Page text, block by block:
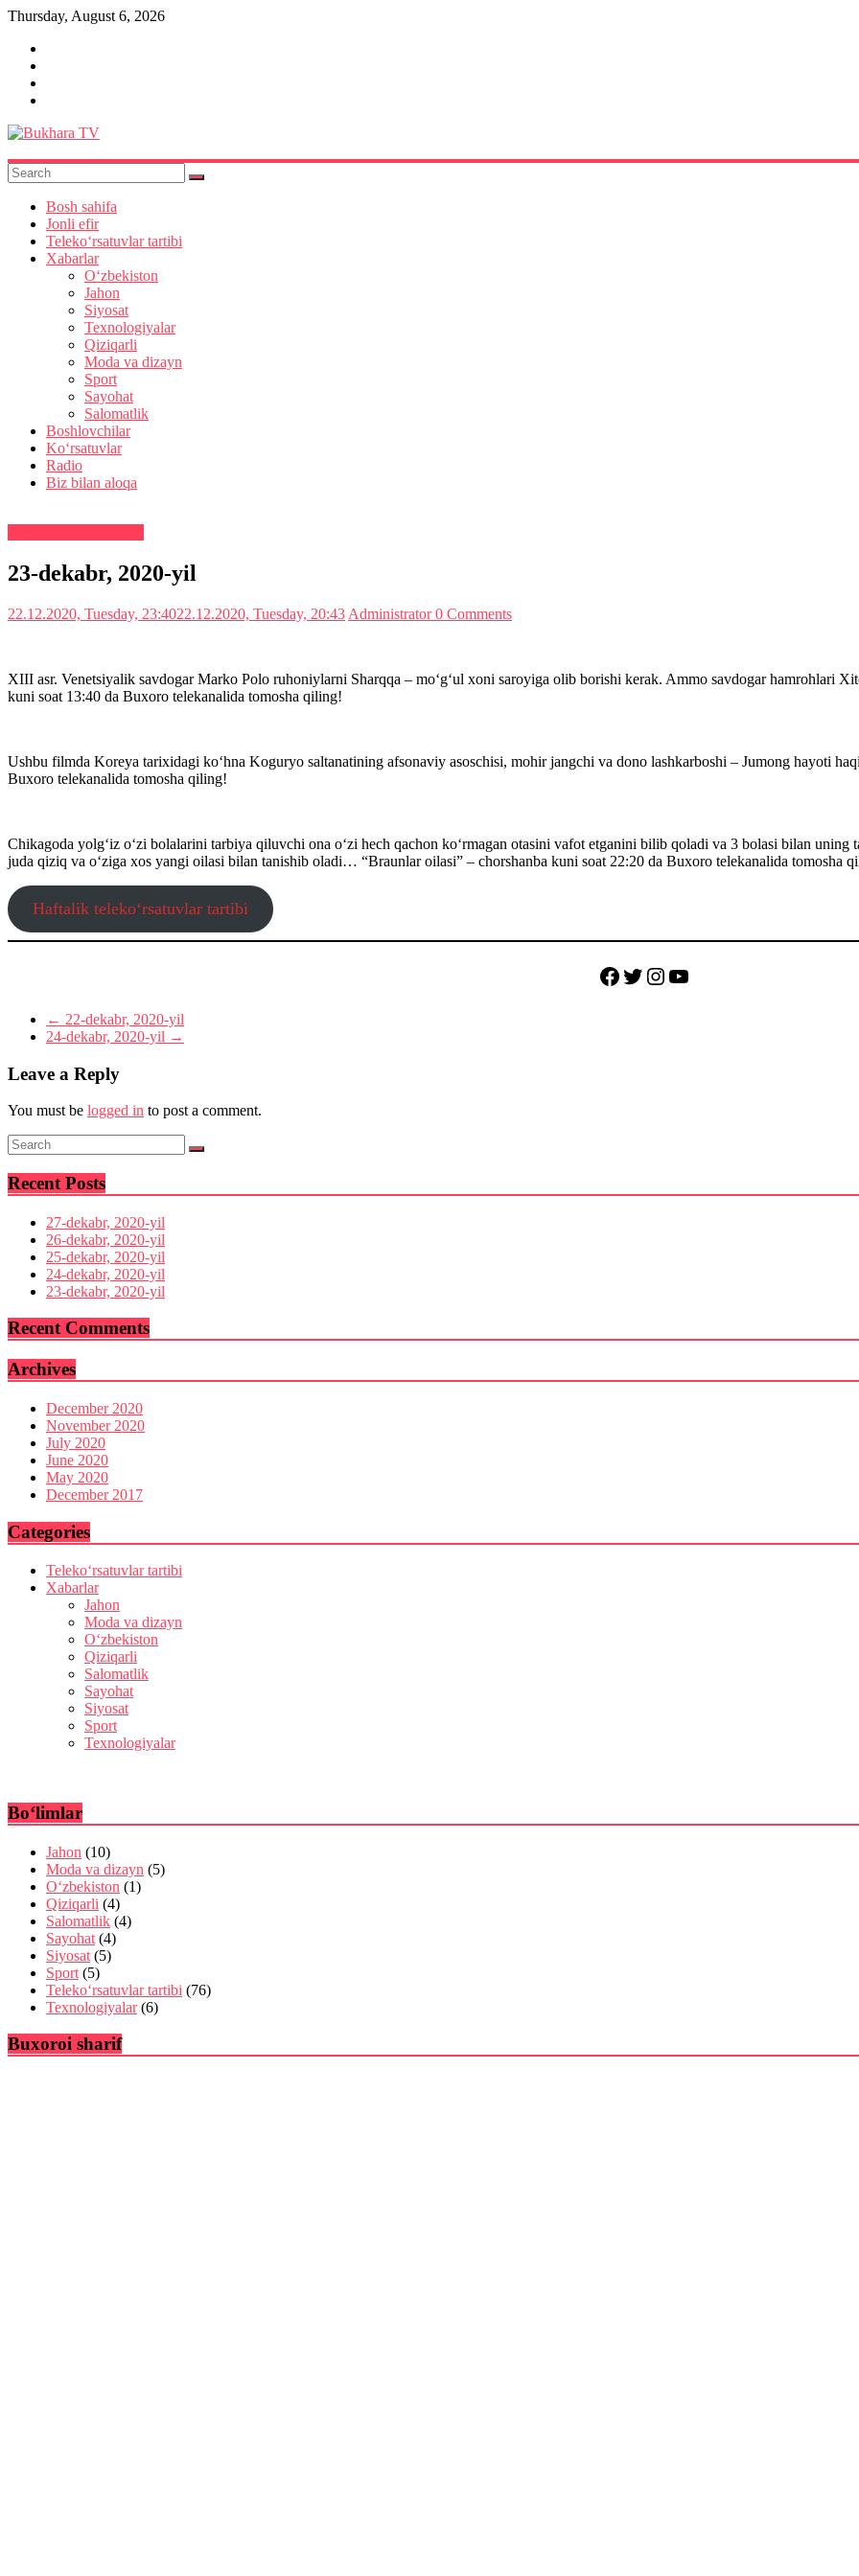
Skip
content
Thursday, August 6, 2026
Bukhara
TV
Bosh sahifa
Jonli efir
Teleko‘rsatuvlar tartibi
Xabarlar
O‘zbekiston
Jahon
Siyosat
Texnologiyalar
Qiziqarli
Moda va dizayn
Sport
Sayohat
Salomatlik
Boshlovchilar
Ko‘rsatuvlar
Radio
Biz bilan aloqa
23-dekabr, 2020-yil
22.12.2020, Tuesday, 23:4022.12.2020, Tuesday, 20:43 Administrator0 Comments
XIII asr. Venetsiyalik savdogar Marko Polo ruhoniylarni Sharqqa – mo‘g‘ul xoni saroyiga olib borishi kerak. Ammo savdogar hamrohlari
kuni soat 13:40 da Buxoro telekanalida tomosha qiling!
Ushbu filmda Koreya tarixidagi ko‘hna Koguryo saltanatining afsonaviy asoschisi, mohir jangchi va dono lashkarboshi – Jumong hayoti
Buxoro telekanalida tomosha qiling!
Chikagoda yolg‘iz o‘zi bolalarini tarbiya qiluvchi ona o‘zi hech qachon ko‘rmagan otasini vafot etganini bilib qoladi va 3 bolasi bilan uning
juda qiziq va o‘ziga xos yangi oilasi bilan tanishib oladi… “Braunlar oilasi” – chorshanba kuni soat 22:20 da Buxoro telekanalida tomosha
Haftalik teleko‘rsatuvlar tartibi
Facebook
Twitter
Instagram
YouTube
← 22-dekabr, 2020-yil
24-dekabr, 2020-yil →
Leave a Reply
You must be logged in to post a comment.
Recent Posts
27-dekabr, 2020-yil
26-dekabr, 2020-yil
25-dekabr, 2020-yil
24-dekabr, 2020-yil
23-dekabr, 2020-yil
Recent Comments
Archives
December 2020
November 2020
July 2020
June 2020
May 2020
December 2017
Categories
Teleko‘rsatuvlar tartibi
Xabarlar
Jahon
Moda va dizayn
O‘zbekiston
Qiziqarli
Salomatlik
Sayohat
Siyosat
Sport
Texnologiyalar
Bo‘limlar
Jahon (10)
Moda va dizayn (5)
O‘zbekiston (1)
Qiziqarli (4)
Salomatlik (4)
Sayohat (4)
Siyosat (5)
Sport (5)
Teleko‘rsatuvlar tartibi (76)
Texnologiyalar(6)
Buxoroi sharif